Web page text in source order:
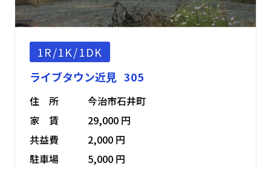
1R/1K/1DK
ライブタウン近見 305
住 所
今治市石井町
家 賃
29,000 円
共益費
2,000 円
駐車場
5,000 円